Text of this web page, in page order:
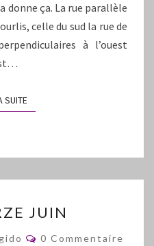
donne ça. La rue parallèle
celle du sud la rue de
à l’ouest
SUITELIRE LA SUITE
JUIN JUIN
Commentaires
0 Commentaire